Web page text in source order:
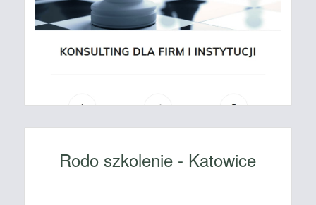
Rodo szkolenie - Katowice